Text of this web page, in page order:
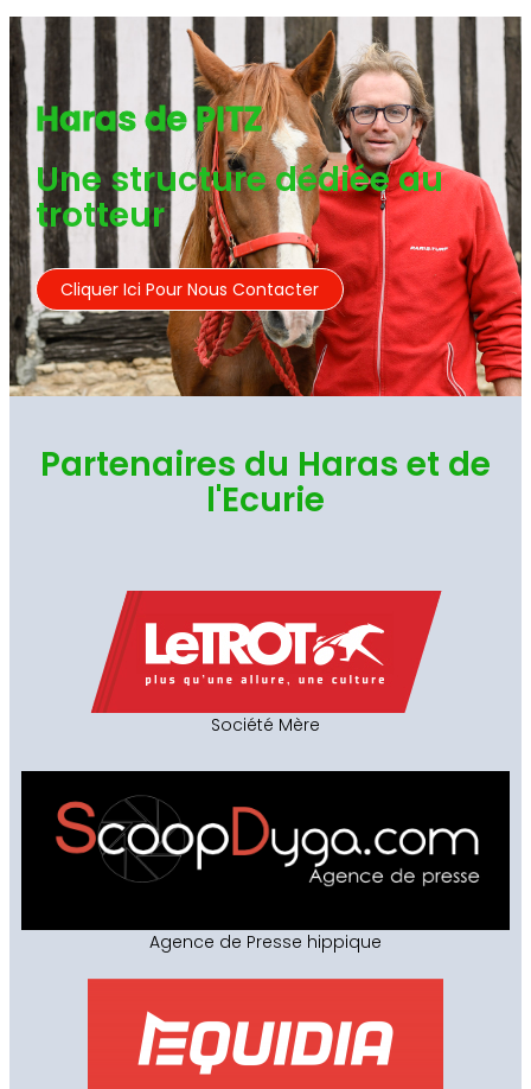
Haras de PITZ
Une structure dédiée au
trotteur
Cliquer Ici Pour Nous Contacter
Partenaires du Haras et de
l'Ecurie
Société Mère
Agence de Presse hippique